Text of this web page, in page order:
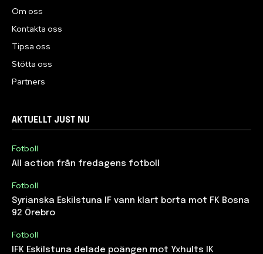
Om oss
Kontakta oss
Tipsa oss
Stötta oss
Partners
AKTUELLT JUST NU
Fotboll
All action från fredagens fotboll
Fotboll
Syrianska Eskilstuna IF vann klart borta mot FK Bosna
92 Örebro
Fotboll
IFK Eskilstuna delade poängen mot Yxhults IK